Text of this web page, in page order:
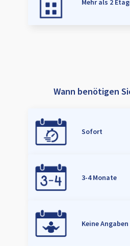
Wann benötigen
Sofort
3-4 Monate
Keine Angaben